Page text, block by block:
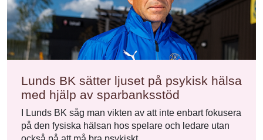
Lunds BK sätter ljuset på psykisk hälsa
med hjälp av sparbanksstöd
I Lunds BK såg man vikten av att inte enbart fokusera
på den fysiska hälsan hos spelare och ledare utan